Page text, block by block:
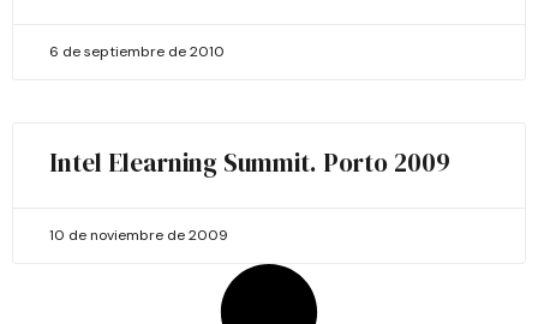
6 de septiembre de 2010
Intel Elearning Summit. Porto 2009
10 de noviembre de 2009